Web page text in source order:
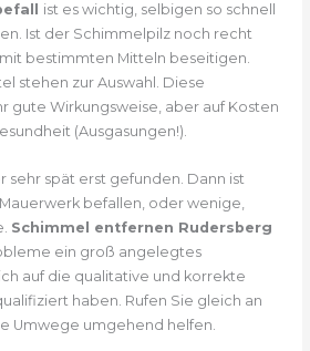
ist es wichtig, selbigen so schnell
Ist der Schimmelpilz noch recht
bestimmten Mitteln beseitigen.
stehen zur Auswahl. Diese
gute Wirkungsweise, aber auf Kosten
(Ausgasungen!).
sehr spät erst gefunden. Dann ist
befallen, oder wenige,
Schimmel entfernen Rudersberg
ein groß angelegtes
auf die qualitative und korrekte
haben. Rufen Sie gleich an
Umwege umgehend helfen.